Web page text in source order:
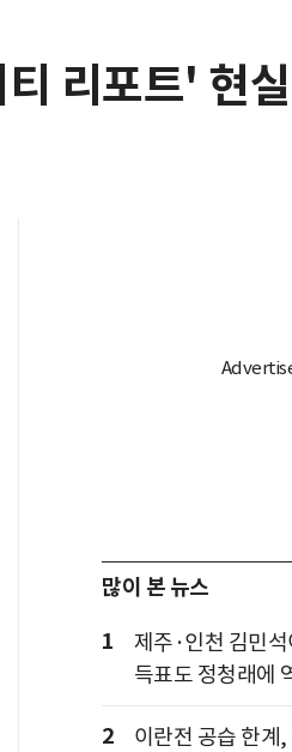
리포트' 현
많이 본 뉴스
1
제주·인천 김민석
득표도 정청래에
2
이란전 공습 한